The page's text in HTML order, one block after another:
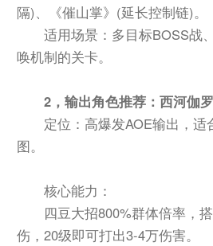
隔)、《催山掌》(延长控制链)。
适用场景：多目标BOSS战
唤机制的关卡。
2，输出角色推荐：西河伽罗
定位：高爆发AOE输出，
图。
核心能力：
四豆大招800%群体倍率，
伤，20级即可打出3-4万伤害。